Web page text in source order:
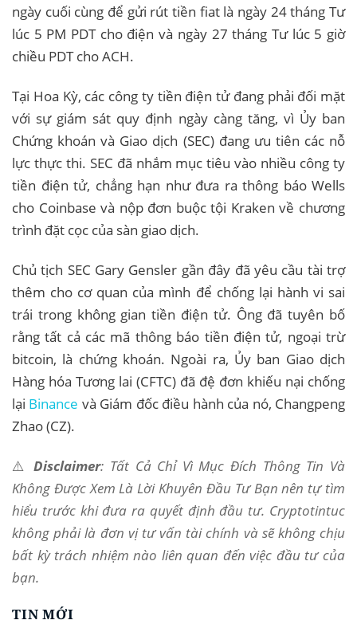
ngày cuối cùng để gửi rút tiền fiat là ngày 24 tháng Tư
lúc 5 PM PDT cho điện và ngày 27 tháng Tư lúc 5 giờ
chiều PDT cho ACH.
Tại Hoa Kỳ, các công ty tiền điện tử đang phải đối mặt
với sự giám sát quy định ngày càng tăng, vì Ủy ban
Chứng khoán và Giao dịch (SEC) đang ưu tiên các nỗ
lực thực thi. SEC đã nhắm mục tiêu vào nhiều công ty
tiền điện tử, chẳng hạn như đưa ra thông báo Wells
cho Coinbase và nộp đơn buộc tội Kraken về chương
trình đặt cọc của sàn giao dịch.
Chủ tịch SEC Gary Gensler gần đây đã yêu cầu tài trợ
thêm cho cơ quan của mình để chống lại hành vi sai
trái trong không gian tiền điện tử. Ông đã tuyên bố
rằng tất cả các mã thông báo tiền điện tử, ngoại trừ
bitcoin, là chứng khoán. Ngoài ra, Ủy ban Giao dịch
Hàng hóa Tương lai (CFTC) đã đệ đơn khiếu nại chống
lại Binance và Giám đốc điều hành của nó, Changpeng
Zhao (CZ).
⚠️Disclaimer: Tất Cả Chỉ Vì Mục Đích Thông Tin Và
Không Được Xem Là Lời Khuyên Đầu Tư Bạn nên tự tìm
hiểu trước khi đưa ra quyết định đầu tư. Cryptotintuc
không phải là đơn vị tư vấn tài chính và sẽ không chịu
bất kỳ trách nhiệm nào liên quan đến việc đầu tư của
bạn.
TIN MỚI